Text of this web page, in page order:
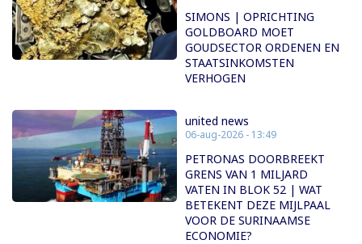
SIMONS | OPRICHTING
GOLDBOARD MOET
GOUDSECTOR ORDENEN EN
STAATSINKOMSTEN
VERHOGEN
united news
06-aug-2026 - 13:49
PETRONAS DOORBREEKT
GRENS VAN 1 MILJARD
VATEN IN BLOK 52 | WAT
BETEKENT DEZE MIJLPAAL
VOOR DE SURINAAMSE
ECONOMIE?